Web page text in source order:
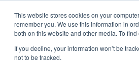
This website stores cookies on your
remember you. We use this information in
both on this website and other media. To
If you decline, your information won’t be
not to be tracked.
Neem contact op:+31 85 0070336 |